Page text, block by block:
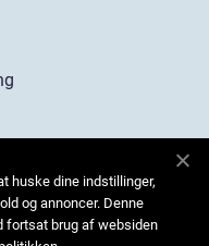
huske dine indstillinger,
og annoncer. Denne
fortsat brug af websiden